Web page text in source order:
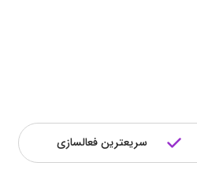
سریعترین فعالسازی